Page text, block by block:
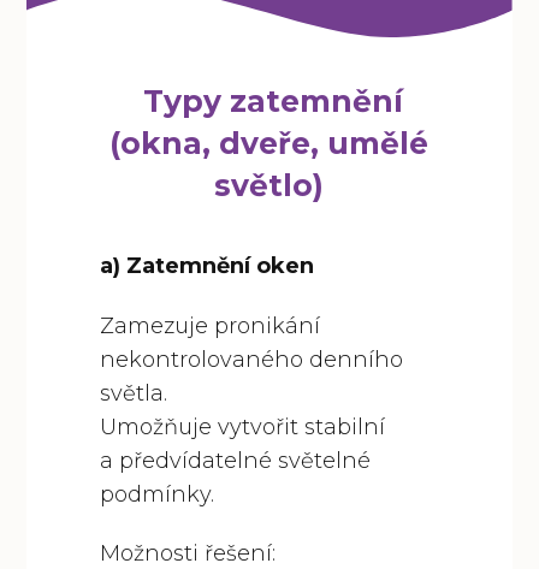
Typy zatemnění
(okna, dveře, umělé
světlo)
a) Zatemnění oken
Zamezuje pronikání
nekontrolovaného denního
světla.
Umožňuje vytvořit stabilní
a předvídatelné světelné
podmínky.
Možnosti řešení: